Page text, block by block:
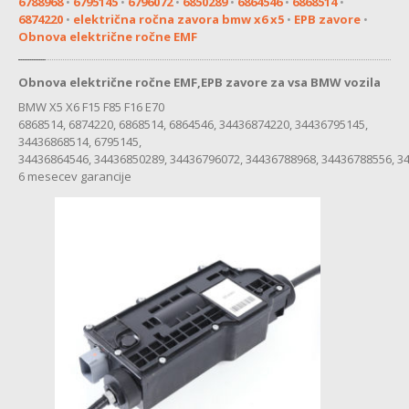
MENJALNIK
MULTIMEDIJA
KOMFORTNAELEKTRONIKA
ZAVORE
SERVO VOLAN
MULTIMEDIJA
SERVOVOLAN
BATERIJA
6874220 • električna ročna zavora bmw x6 x5 • EPB zavore •
Obnova električne ročne EMF
Obnova električne ročne EMF,EPB zavore za vsa BMW vozila
BMW X5 X6 F15 F85 F16 E70
6868514, 6874220, 6868514, 6864546, 34436874220, 34436795145,
34436868514, 6795145,
34436864546, 34436850289, 34436796072, 34436788968, 34436788556,
6 mesecev garancije